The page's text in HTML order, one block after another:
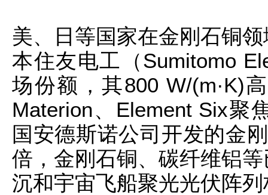
美、日等国家在金刚石铜
本住友电工（Sumitomo
场份额，其800 W/(m·K)
Materion、Element Six聚
国安德斯诺公司开发的金
倍，金刚石铜、碳纤维铝
沉和宇宙飞船聚光光伏阵